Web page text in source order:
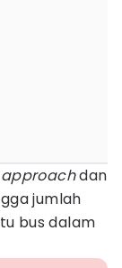
approachdan
jumlah
bus dalam